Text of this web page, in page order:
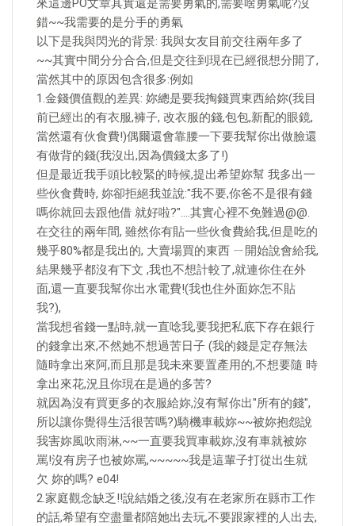
來這邊PO文章其實還是需要勇氣的,需要啥勇氣呢?沒
錯~~我需要的是分手的勇氣
以下是我與閃光的背景: 我與女友目前交往兩年多了
~~其實中間分分合合,但是交往到現在已經很想分開了,
當然其中的原因包含很多:例如
1.金錢價值觀的差異: 妳總是要我掏錢買東西給妳(我目
前已經出的有衣服,褲子, 改衣服的錢,包包,新配的眼鏡,
當然還有伙食費!)偶爾還會靠腰一下要我幫你出做臉還
有做背的錢(我沒出,因為價錢太多了!)
但是最近我手頭比較緊的時候,提出希望妳幫 我多出一
些伙食費時, 妳卻拒絕我並說:"我不要,你爸不是很有錢
嗎你就回去跟他借 就好啦?"….其實心裡不免難過@@.
在交往的兩年間, 雖然你有貼一些伙食費給我,但是吃的
幾乎80%都是我出的, 大賣場買的東西 ㄧ開始說會給我,
結果幾乎都沒有下文 ,我也不想計較了,就連你住在外
面,還一直要我幫你出水電費!(我也住外面妳怎不貼
我?),
當我想省錢一點時,就一直唸我,要我把私底下存在銀行
的錢拿出來,不然她不想過苦日子 (我的錢是定存無法
隨時拿出來阿,而且那是我未來要置產用的,不想要隨 時
拿出來花,況且你現在是過的多苦?
就因為沒有買更多的衣服給妳,沒有幫你出"所有的錢",
所以讓你覺得生活很苦嗎?)騎機車載妳~~被妳抱怨說
我害妳風吹雨淋,~~一直要我買車載妳,沒有車就被妳
罵!沒有房子也被妳罵,~~~~~我是這輩子打從出生就
欠 妳的嗎? e04!
2.家庭觀念缺乏!!說結婚之後,沒有在老家所在縣市工作
的話,希望有空盡量都陪她出去玩,不要跟家裡的人出去,